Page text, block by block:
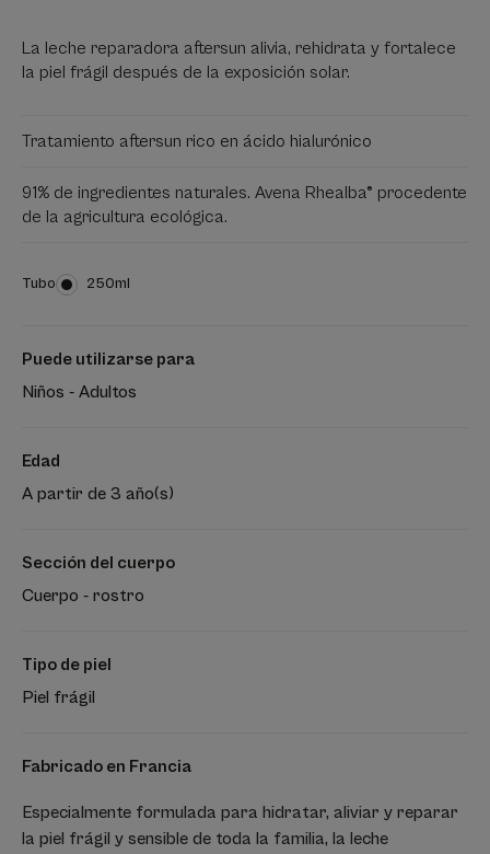
La leche reparadora aftersun alivia, rehidrata y fortalece
la piel frágil después de la exposición solar.
Tratamiento aftersun rico en ácido hialurónico
91% de ingredientes naturales. Avena Rhealba® procedente
de la agricultura ecológica.
Tubo Tubo
250ml
Puede utilizarse para
Niños - Adultos
Edad
A partir de 3 año(s)
Sección del cuerpo
Cuerpo - rostro
Tipo de piel
Piel frágil
Fabricado en Francia
Especialmente formulada para hidratar, aliviar y reparar
la piel frágil y sensible de toda la familia, la leche